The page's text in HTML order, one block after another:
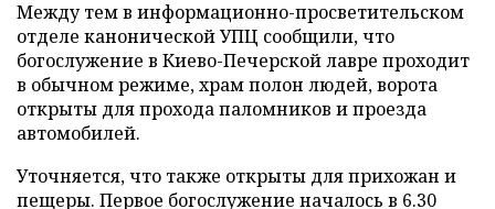
Между тем в информационно-просветительском
отделе канонической УПЦ сообщили, что
богослужение в Киево-Печерской лавре проходит
в обычном режиме, храм полон людей, ворота
открыты для прохода паломников и проезда
автомобилей.
Уточняется, что также открыты для прихожан и
пещеры. Первое богослужение началось в 6.30